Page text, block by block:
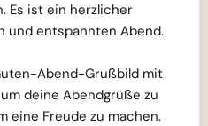
Es ist ein herzlicher
und entspannten Abend.
Abend-Grußbild mit
deine Abendgrüße zu
eine Freude zu machen.